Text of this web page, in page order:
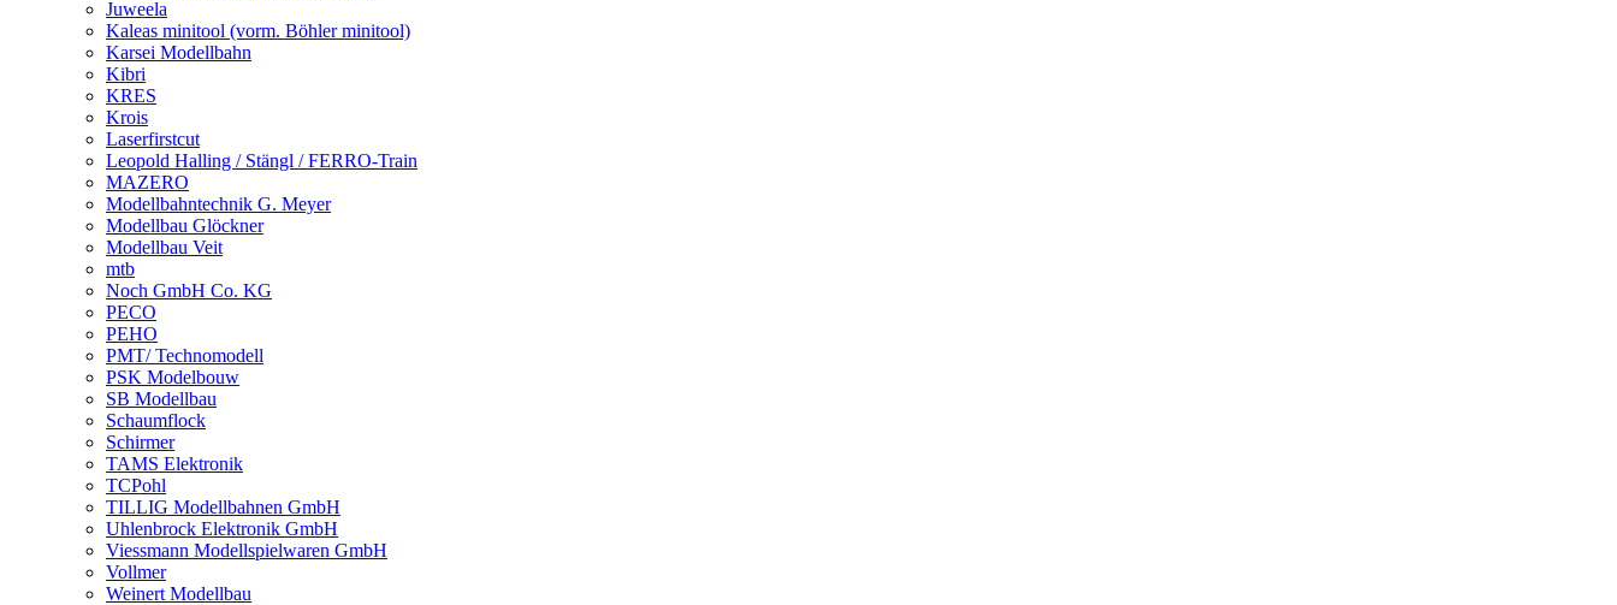
Juweela
Kaleas minitool (vorm. Böhler minitool)
Karsei Modellbahn
Kibri
KRES
Krois
Laserfirstcut
Leopold Halling / Stängl / FERRO-Train
MAZERO
Modellbahntechnik G. Meyer
Modellbau Glöckner
Modellbau Veit
mtb
Noch GmbH Co. KG
PECO
PEHO
PMT/ Technomodell
PSK Modelbouw
SB Modellbau
Schaumflock
Schirmer
TAMS Elektronik
TCPohl
TILLIG Modellbahnen GmbH
Uhlenbrock Elektronik GmbH
Viessmann Modellspielwaren GmbH
Vollmer
Weinert Modellbau